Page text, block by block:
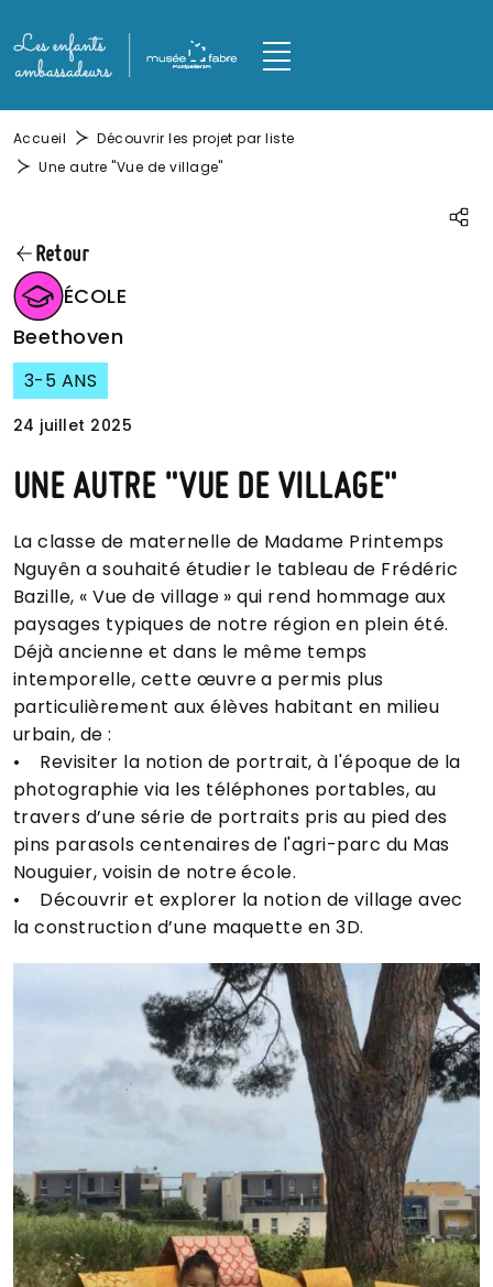
Fil d'Ariane
Accueil
Découvrir les projet par liste
Une autre "Vue de village"
Retour
IMAGEÉCOLE
Beethoven
24 juillet 2025
3-5 ANS
UNE AUTRE "VUE DE VILLAGE"
La classe de maternelle de Madame Printemps
Nguyên a souhaité étudier le tableau de Frédéric
Bazille, « Vue de village » qui rend hommage aux
paysages typiques de notre région en plein été.
Déjà ancienne et dans le même temps
intemporelle, cette œuvre a permis plus
particulièrement aux élèves habitant en milieu
urbain, de :
• Revisiter la notion de portrait, à l'époque de la
photographie via les téléphones portables, au
travers d’une série de portraits pris au pied des
pins parasols centenaires de l'agri-parc du Mas
Nouguier, voisin de notre école.
• Découvrir et explorer la notion de village avec
la construction d’une maquette en 3D.